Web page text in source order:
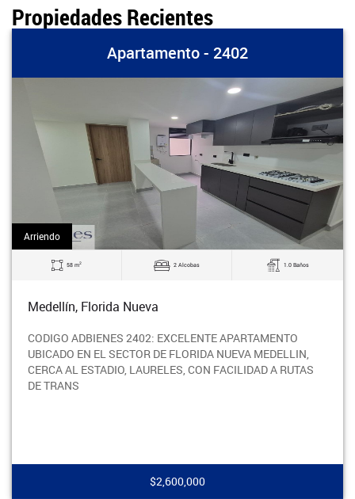
Propiedades Recientes
Apartamento - 2402
Arriendo
58 m2 2 Alcobas 1.0 Baños
Medellín, Florida Nueva
CODIGO ADBIENES 2402: EXCELENTE APARTAMENTO
UBICADO EN EL SECTOR DE FLORIDA NUEVA MEDELLIN,
CERCA AL ESTADIO, LAURELES, CON FACILIDAD A RUTAS
DE TRANS
$2,600,000